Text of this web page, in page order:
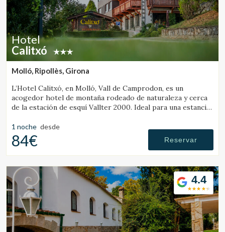
Hotel
Calitxó
Molló, Ripollès, Girona
L’Hotel Calitxó, en Molló, Vall de Camprodon, es un
acogedor hotel de montaña rodeado de naturaleza y cerca
de la estación de esquí Vallter 2000. Ideal para una estancia
1 noche desde
84€ Reservar
4.4